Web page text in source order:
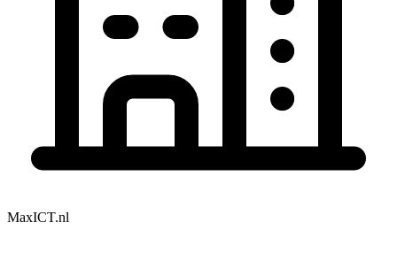
MaxICT.nl